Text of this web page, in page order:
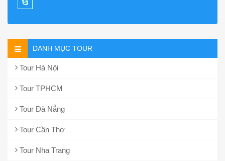
DANH MỤC TOUR
Tour Hà Nội
Tour TPHCM
Tour Đà Nẵng
Tour Cần Thơ
Tour Nha Trang